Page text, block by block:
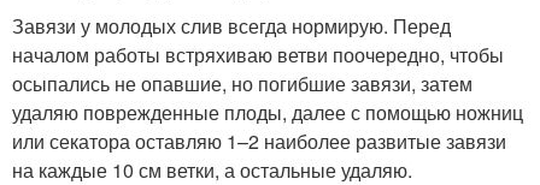
Завязи у молодых слив всегда нормирую. Перед
началом работы встряхиваю ветви поочередно, чтобы
осыпались не опавшие, но погибшие завязи, затем
удаляю поврежденные плоды, далее с помощью ножниц
или секатора оставляю 1–2 наиболее развитые завязи
на каждые 10 см ветки, а остальные удаляю.